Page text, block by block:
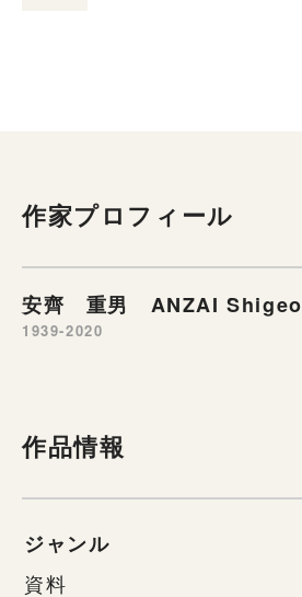
作家プロフィール
安齊 重男 ANZAI Shigeo
1939-2020
作品情報
ジャンル
資料